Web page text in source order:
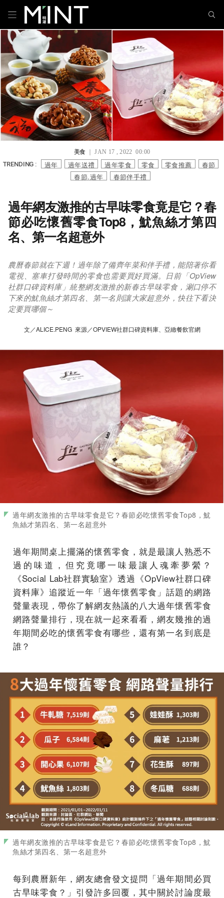
美食｜ JAN 17 , 2022 00:00
TRENDING : 過年 過年送禮 過年零食 零食 零食推薦
春節
春節.過年
春節伴手禮
過年網友激推的古早味零食竟是它？春
節必吃懷舊零食Top8，魷魚絲才第四
名、第一名超意外
農曆春節就在下週！過年除了備齊年菜和伴手禮，能陪著你看
電視、塞車打發時間的零食也需要買好買滿。日前「OpView
社群口碑資料庫」統整網友激推的新春古早味零食，涮口停不
下來的魷魚絲才第四名、第一名則讓大家超意外，快往下看決
定要買哪個～
文／ALICE.PENG 來源／OPVIEW社群口碑資料庫、亞緻餐飲官網
過年網友激推的古早味零食是它？春節必吃懷舊零食Top8，魷
魚絲才第四名、第一名超意外
過年期間桌上擺滿的懷舊零食，就是最讓人熟悉不
過的味道，但究竟哪一味最讓人魂牽夢縈？
《Social Lab社群實驗室》透過《OpView社群口碑
資料庫》追蹤近一年「過年懷舊零食」話題的網路
聲量表現，帶你了解網友熱議的八大過年懷舊零食
網路聲量排行，現在就一起來看看，網友幾推的過
年期間必吃的懷舊零食有哪些，還有第一名到底是
誰？
過年網友激推的古早味零食是它？春節必吃懷舊零食Top8，魷
魚絲才第四名、第一名超意外
每到農曆新年，網友總會發文提問「過年期間必買
古早味零食？」引發許多回覆，其中關於討論度最